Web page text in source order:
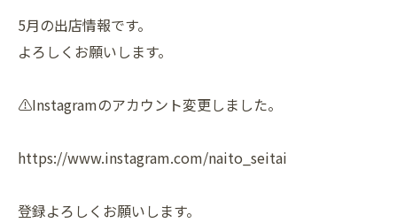
5月の出店情報です。
よろしくお願いします。
⚠️Instagramのアカウント変更しました。
https://www.instagram.com/naito_seitai
登録よろしくお願いします。